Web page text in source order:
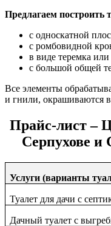
Предлагаем построить
с односкатной
с ромбовидной
в виде теремка
с большой общей
Все элементы
и гнили, окрашиваются
Прайс-лист –
Серпухове и
Услуги (варианты
Туалет для дачи с
Дачный туалет с